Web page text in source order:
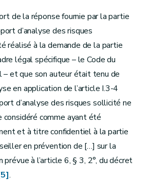
de la réponse fournie par la partie
d’analyse des risques
réalisé à la demande de la partie
légal spécifique – le Code du
– et que son auteur était tenu de
en application de l’article I.3-4
d’analyse des risques sollicité ne
comme ayant été
et à titre confidentiel à la partie
en prévention de […] sur la
prévue à l’article 6, § 3, 2°, du décret
.